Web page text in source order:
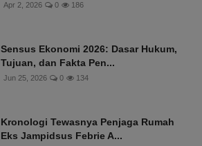
Apr 2, 2026 0 186
Sensus Ekonomi 2026: Dasar Hukum,
Tujuan, dan Fakta Pen...
Jun 25, 2026 0 134
Kronologi Tewasnya Penjaga Rumah
Eks Jampidsus Febrie A...